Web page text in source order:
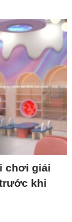
chơi giải
khi